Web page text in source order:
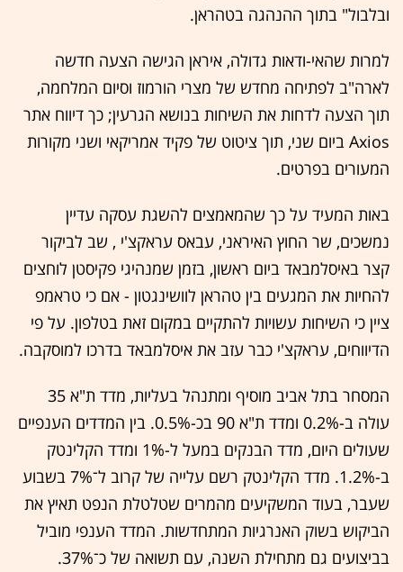
ובלבול" בתוך ההנהגה בטהראן.
למרות שהאי-ודאות גדולה, איראן הגישה הצעה חדשה
לארה"ב לפתיחה מחדש של מצרי הורמוז וסיום המלחמה,
תוך הצעה לדחות את השיחות בנושא הגרעין; כך דיווח אתר
Axios ביום שני, תוך ציטוט של פקיד אמריקאי ושני מקורות
המעורים בפרטים.
באות המעיד על כך שהמאמצים להשגת עסקה עדיין
נמשכים, שר החוץ האיראני, עבאס עראקצ'י , שב לביקור
קצר באיסלמבאד ביום ראשון, בזמן שמנהיגי פקיסטן לוחצים
להחיות את המגעים בין טהראן לוושינגטון - אם כי טראמפ
ציין כי השיחות עשויות להתקיים במקום זאת בטלפון. על פי
הדיווחים, עראקצ'י כבר עזב את איסלמבאד בדרכו למוסקבה.
המסחר בתל אביב מוסיף ומתנהל בעליות, מדד ת"א 35
עולה ב-0.2% ומדד ת"א 90 בכ-0.5%. בין המדדים הענפיים
שעולים היום, מדד הבנקים במעל ל-1% ומדד הקלינטק
ב-1.2%. מדד הקלינטק רשם עלייה של קרוב ל־7% בשבוע
שעבר, בעוד המשקיעים מהמרים שטלטלת הנפט תאיץ את
הביקוש בשוק האנרגיות המתחדשות. המדד הענפי מוביל
בביצועים גם מתחילת השנה, עם תשואה של כ־37%.